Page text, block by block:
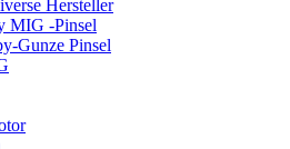
Hersteller
MIG -Pinsel
Gunze Pinsel